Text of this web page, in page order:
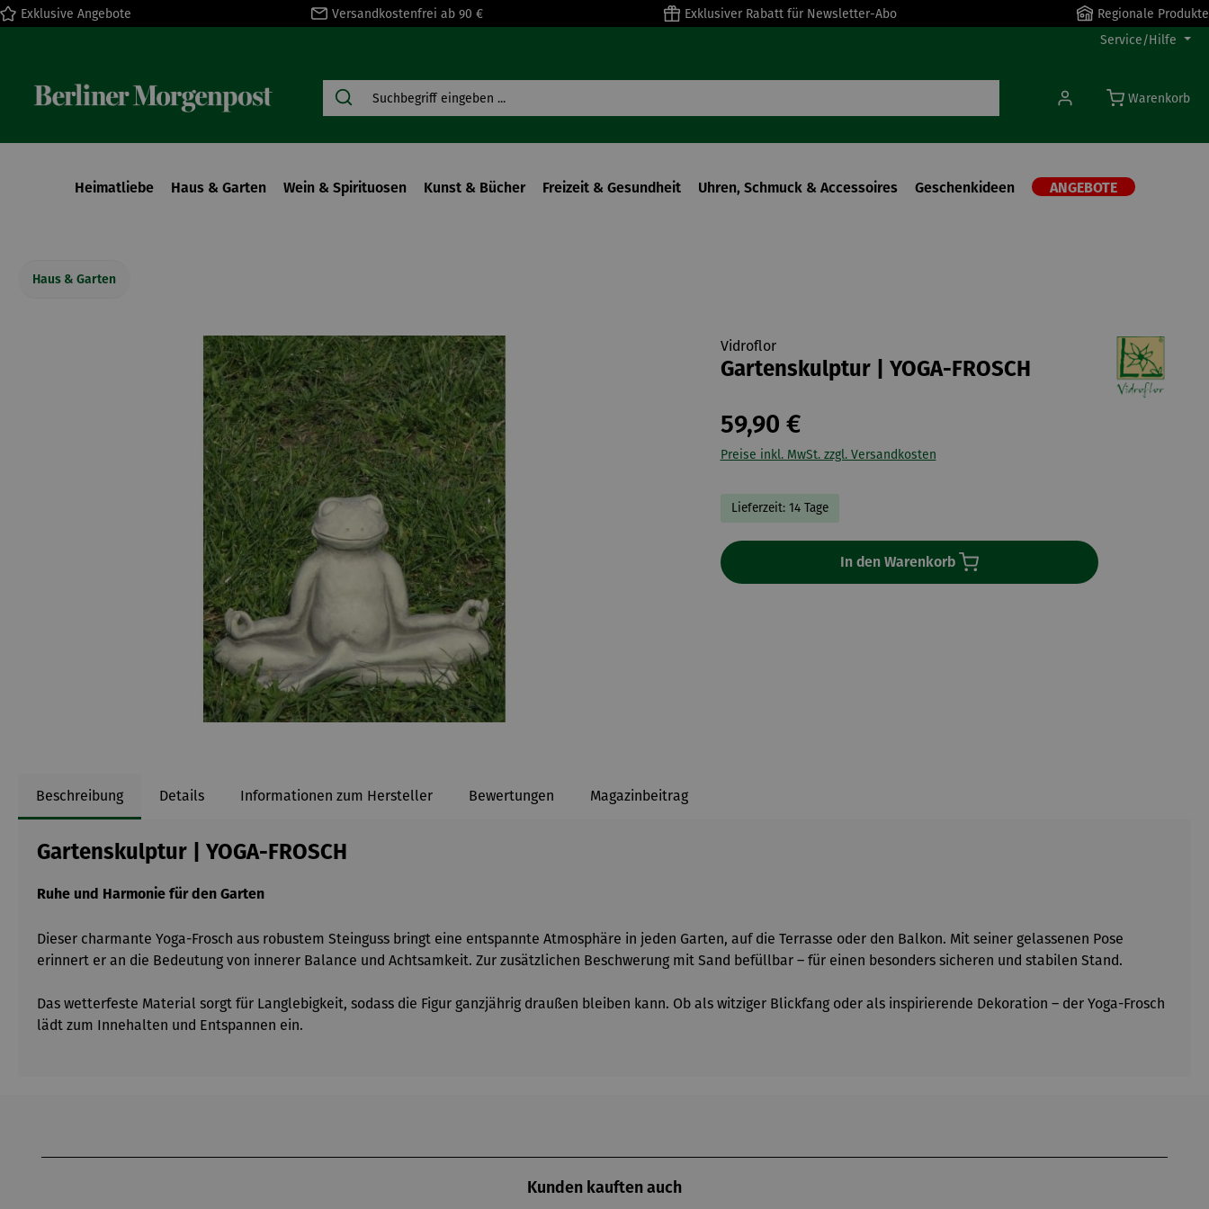
Zur Hauptnavigation springen
Exklusive Angebote Versandkostenfrei ab 90 € Exklusiver Rabatt für Newsletter-Abo
Regionale Produkte
Service/Hilfe
Warenkorb
Heimatliebe Haus & Garten Wein & Spirituosen Kunst & Bücher Freizeit & Gesundheit Uhren, Schmuck & Accessoires Geschenkideen ANGEBOTE
Haus & Garten
Bildergalerie überspringen Vidroflor
Gartenskulptur | YOGA-FROSCH
59,90 €
Preise inkl. MwSt. zzgl. Versandkosten
Lieferzeit: 14 Tage
In den Warenkorb
Beschreibung Details Informationen zum Hersteller Bewertungen Magazinbeitrag
Gartenskulptur | YOGA-FROSCH
Ruhe und Harmonie für den Garten
Dieser charmante Yoga-Frosch aus robustem Steinguss bringt eine entspannte Atmosphäre in jeden Garten, auf die Terrasse oder den Balkon. Mit seiner gelassenen Pose
erinnert er an die Bedeutung von innerer Balance und Achtsamkeit. Zur zusätzlichen Beschwerung mit Sand befüllbar – für einen besonders sicheren und stabilen Stand.
Das wetterfeste Material sorgt für Langlebigkeit, sodass die Figur ganzjährig draußen bleiben kann. Ob als witziger Blickfang oder als inspirierende Dekoration – der Yoga-Frosch
lädt zum Innehalten und Entspannen ein.
Kunden kauften auch